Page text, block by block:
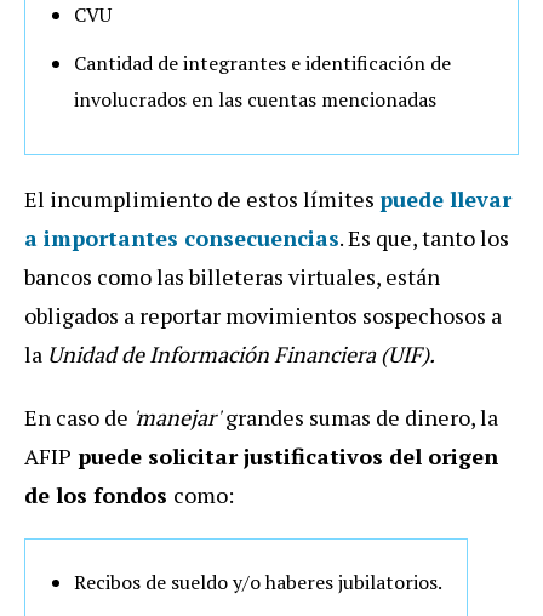
CVU
Cantidad de integrantes e identificación de
involucrados en las cuentas mencionadas
El incumplimiento de estos límites puede llevar
a importantes consecuencias. Es que, tanto los
bancos como las billeteras virtuales, están
obligados a reportar movimientos sospechosos a
la Unidad de Información Financiera (UIF).
En caso de 'manejar'grandes sumas de dinero, la
AFIP puede solicitar justificativos del origen
de los fondos como:
Recibos de sueldo y/o haberes jubilatorios.